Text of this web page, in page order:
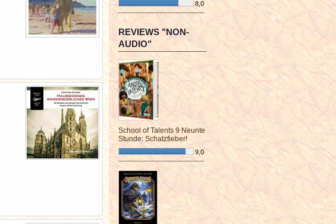
8,0
¯¯¯¯¯¯¯¯¯¯¯¯¯¯¯¯¯¯¯¯¯¯¯¯
REVIEWS "NON-
AUDIO"
School of Talents 9 Neunte
Stunde: Schatzfieber!
9,0
¯¯¯¯¯¯¯¯¯¯¯¯¯¯¯¯¯¯¯¯¯¯¯¯